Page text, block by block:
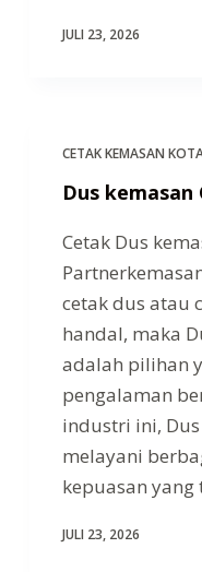
JULI 23, 2026
CETAK KEMASAN
Dus kemasan
Cetak Dus
cetak dus atau
handal, maka
adalah pilihan
pengalaman
industri ini,
melayani
kepuasan
JULI 23, 2026